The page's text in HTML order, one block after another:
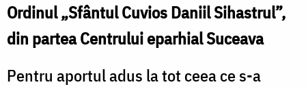
Ordinul „Sfântul Cuvios Daniil Sihastrul”,
din partea Centrului eparhial Suceava
Pentru aportul adus la tot ceea ce s-a